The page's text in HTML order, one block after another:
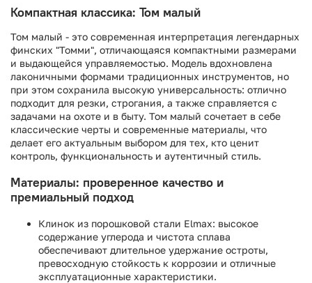
Компактная классика: Том малый
Том малый - это современная интерпретация легендарных
финских "Томми", отличающаяся компактными размерами
и выдающейся управляемостью. Модель вдохновлена
лаконичными формами традиционных инструментов, но
при этом сохранила высокую универсальность: отлично
подходит для резки, строгания, а также справляется с
задачами на охоте и в быту. Том малый сочетает в себе
классические черты и современные материалы, что
делает его актуальным выбором для тех, кто ценит
контроль, функциональность и аутентичный стиль.
Материалы: проверенное качество и
премиальный подход
Клинок из порошковой стали Elmax: высокое
содержание углерода и чистота сплава
обеспечивают длительное удержание остроты,
превосходную стойкость к коррозии и отличные
эксплуатационные характеристики.